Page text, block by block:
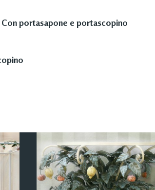
portasapone e portascopino